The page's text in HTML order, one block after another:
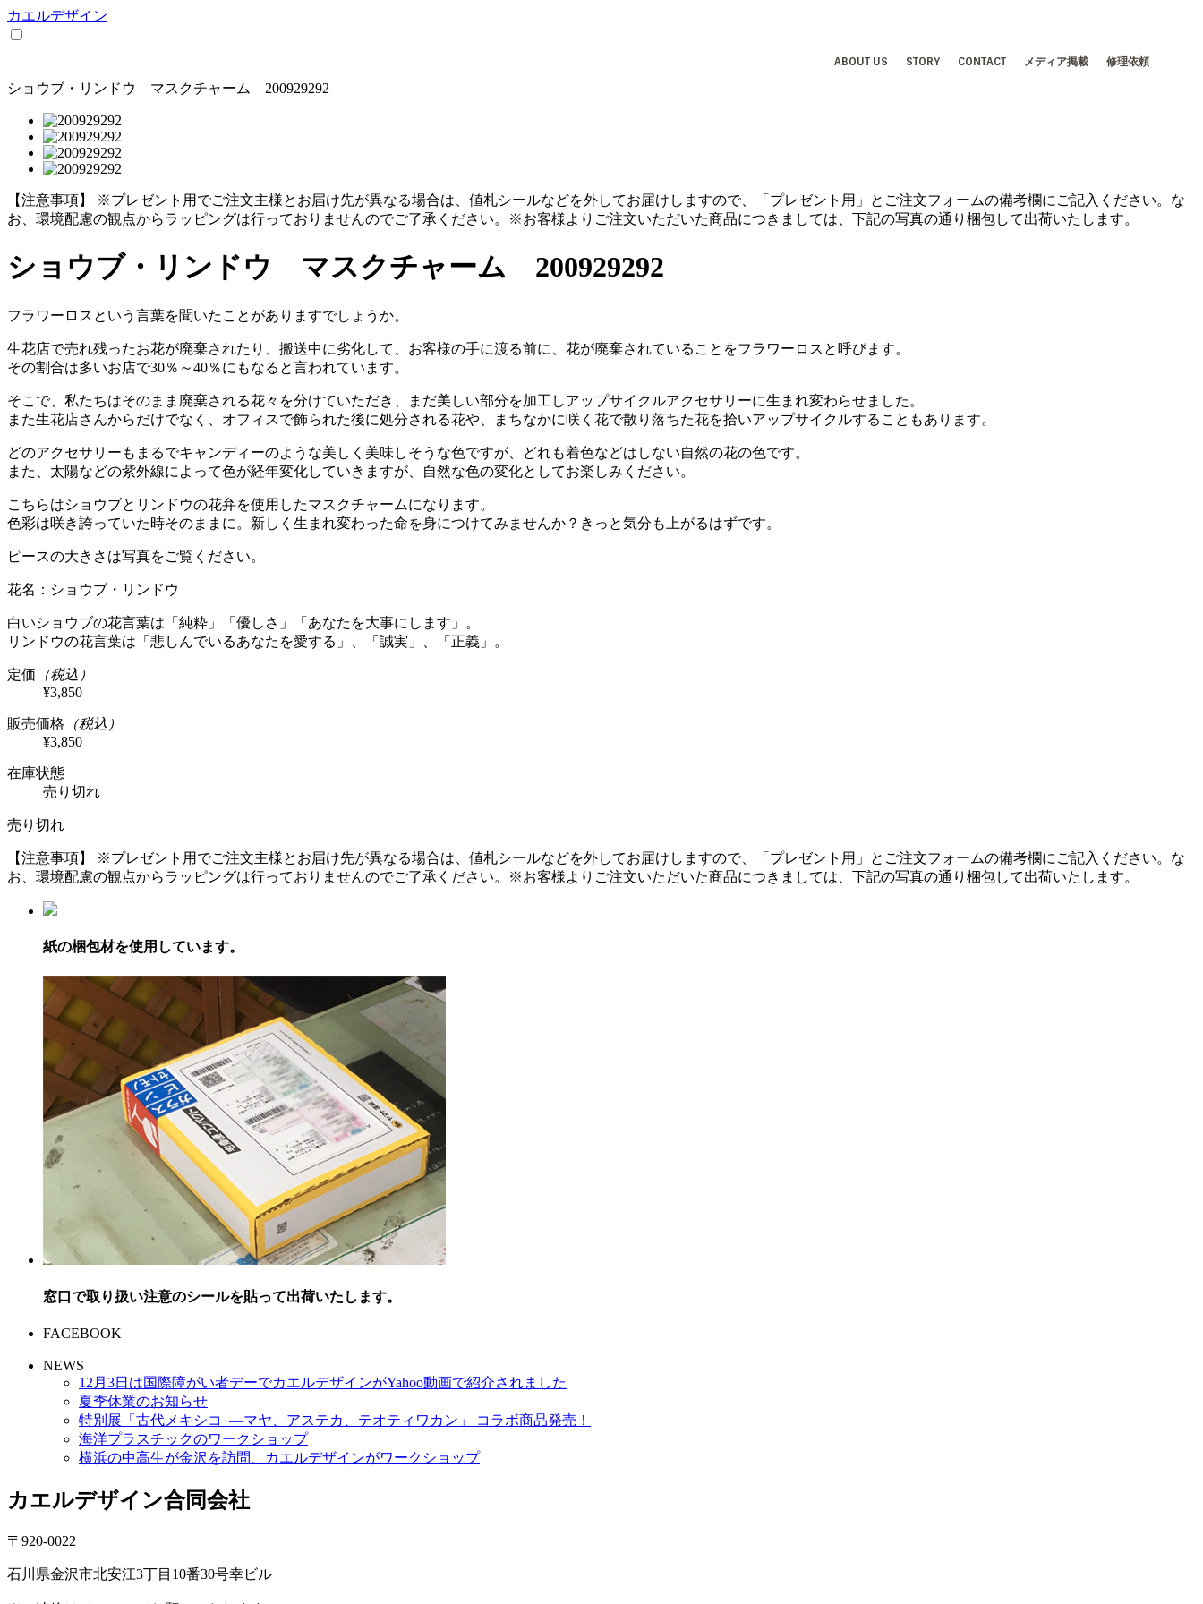
カエルデザイン
ABOUT US STORY CONTACT メディア掲載 修理依頼
ショウブ・リンドウ マスクチャーム 200929292
【注意事項】 ※プレゼント用でご注文主様とお届け先が異なる場合は、値札シールなどを外してお届けしますので、「プレゼント用」とご注文フォームの備考欄にご記入ください。 な
お、環境配慮の観点からラッピングは行っておりませんのでご了承ください。
※お客様よりご注文いただいた商品につきましては、下記の写真の通り梱包して出荷いたします。
ショウブ・リンドウ マスクチャーム 200929292
フラワーロスという言葉を聞いたことがありますでしょうか。
生花店で売れ残ったお花が廃棄されたり、搬送中に劣化して、お客様の手に渡る前に、花が廃棄されていることをフラワーロスと呼びます。
その割合は多いお店で30％～40％にもなると言われています。
そこで、私たちはそのまま廃棄される花々を分けていただき、まだ美しい部分を加工しアップサイクルアクセサリーに生まれ変わらせました。
また生花店さんからだけでなく、オフィスで飾られた後に処分される花や、まちなかに咲く花で散り落ちた花を拾いアップサイクルすることもあります。
どのアクセサリーもまるでキャンディーのような美しく美味しそうな色ですが、どれも着色などはしない自然の花の色です。
また、太陽などの紫外線によって色が経年変化していきますが、自然な色の変化としてお楽しみください。
こちらはショウブとリンドウの花弁を使用したマスクチャームになります。
色彩は咲き誇っていた時そのままに。新しく生まれ変わった命を身につけてみませんか？きっと気分も上がるはずです。
ピースの大きさは写真をご覧ください。
花名：ショウブ・リンドウ
白いショウブの花言葉は「純粋」「優しさ」「あなたを大事にします」。
リンドウの花言葉は「悲しんでいるあなたを愛する」、「誠実」、「正義」。
定価 （税込）
¥3,850
販売価格 （税込）
¥3,850
在庫状態
売り切れ
売り切れ
【注意事項】 ※プレゼント用でご注文主様とお届け先が異なる場合は、値札シールなどを外してお届けしますので、「プレゼント用」とご注文フォームの備考欄にご記入ください。 な
お、環境配慮の観点からラッピングは行っておりませんのでご了承ください。
※お客様よりご注文いただいた商品につきましては、下記の写真の通り梱包して出荷いたします。
紙の梱包材を使用しています。
窓口で取り扱い注意のシールを貼って出荷いたします。
FACEBOOK
NEWS
12月3日は国際障がい者デーでカエルデザインがYahoo動画で紹介されました
夏季休業のお知らせ
特別展「古代メキシコ ―マヤ、アステカ、テオティワカン」 コラボ商品発売！
海洋プラスチックのワークショップ
横浜の中高生が金沢を訪問、カエルデザインがワークショップ
カエルデザイン合同会社
〒920-0022
石川県金沢市北安江3丁目10番30号幸ビル